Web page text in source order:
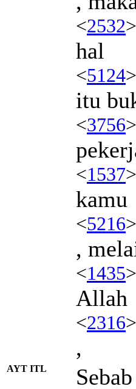
<2532>
hal
<5124>
itu
<3756>
<1537>
kamu
<5216>
,
<1435>
Allah
<2316>
,
AYT ITL Sebab